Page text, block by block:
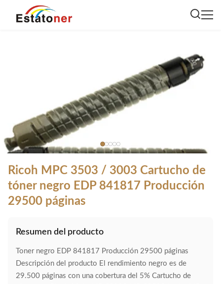
Ricoh MPC 3503 / 3003 Cartucho de
tóner negro EDP 841817 Producción
29500 páginas
Resumen del producto
Toner negro EDP 841817 Producción 29500 páginas
Descripción del producto El rendimiento negro es de
29.500 páginas con una cobertura del 5% Cartucho de